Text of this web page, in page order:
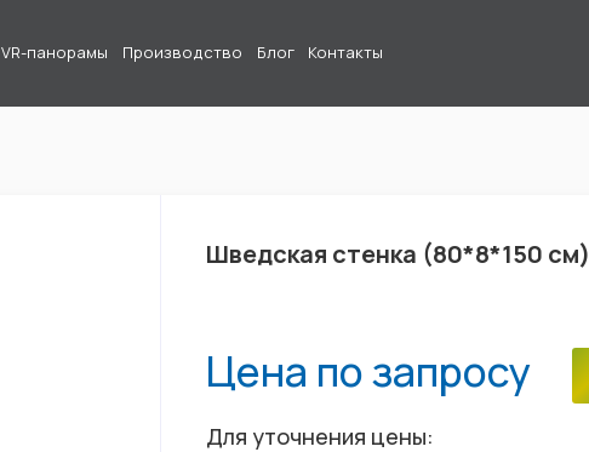
VR-панорамы Производство Блог Контакты
Шведская стенка (80*8*150 см)
Цена по запросу
Для уточнения цены: